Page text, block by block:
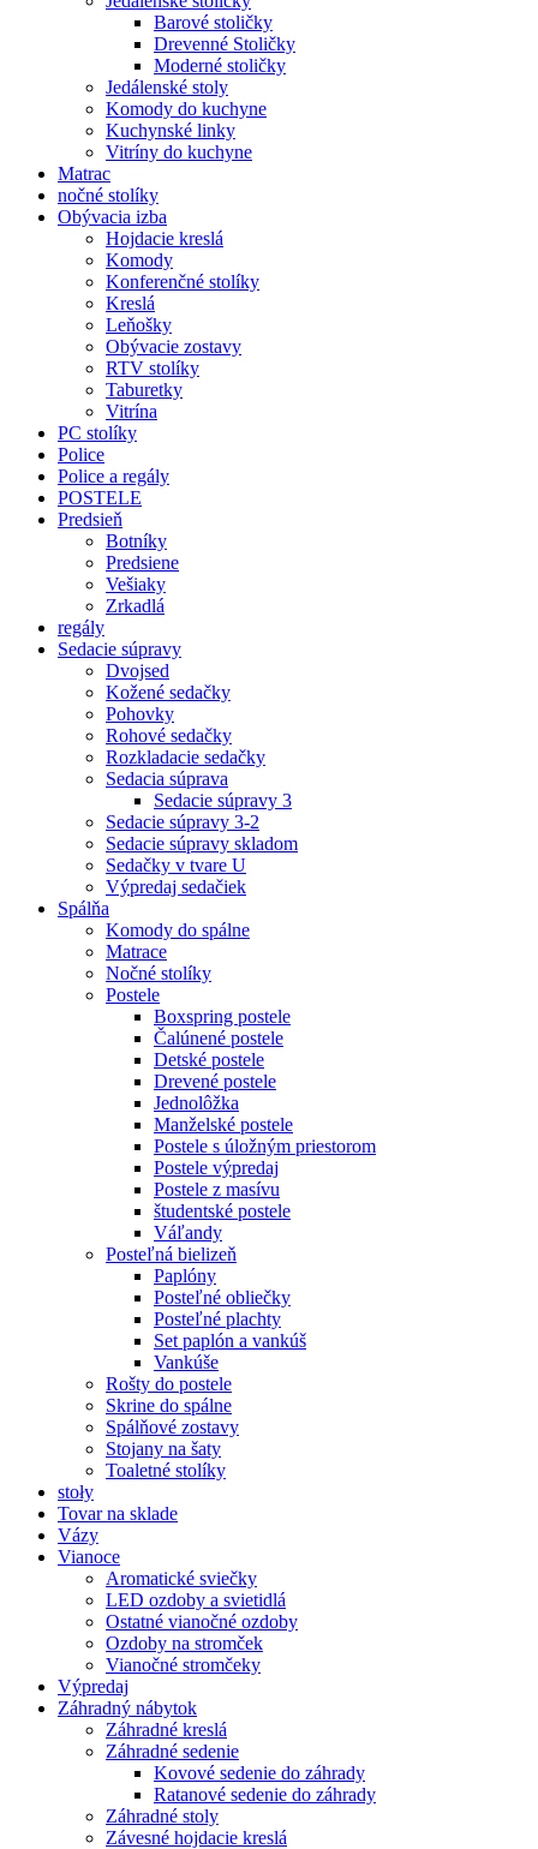
Barové stoličky
Drevenné Stoličky
Moderné stoličky
Jedálenské stoly
Komody do kuchyne
Kuchynské linky
Vitríny do kuchyne
Matrac
nočné stolíky
Obývacia izba
Hojdacie kreslá
Komody
Konferenčné stolíky
Kreslá
Leňošky
Obývacie zostavy
RTV stolíky
Taburetky
Vitrína
PC stolíky
Police
Police a regály
POSTELE
Predsieň
Botníky
Predsiene
Vešiaky
Zrkadlá
regály
Sedacie súpravy
Dvojsed
Kožené sedačky
Pohovky
Rohové sedačky
Rozkladacie sedačky
Sedacia súprava
Sedacie súpravy 3
Sedacie súpravy 3-2
Sedacie súpravy skladom
Sedačky v tvare U
Výpredaj sedačiek
Spálňa
Komody do spálne
Matrace
Nočné stolíky
Postele
Boxspring postele
Čalúnené postele
Detské postele
Drevené postele
Jednolôžka
Manželské postele
Postele s úložným priestorom
Postele výpredaj
Postele z masívu
študentské postele
Váľandy
Posteľná bielizeň
Paplóny
Posteľné obliečky
Posteľné plachty
Set paplón a vankúš
Vankúše
Rošty do postele
Skrine do spálne
Spálňové zostavy
Stojany na šaty
Toaletné stolíky
stoły
Tovar na sklade
Vázy
Vianoce
Aromatické sviečky
LED ozdoby a svietidlá
Ostatné vianočné ozdoby
Ozdoby na stromček
Vianočné stromčeky
Výpredaj
Záhradný nábytok
Záhradné kreslá
Záhradné sedenie
Kovové sedenie do záhrady
Ratanové sedenie do záhrady
Záhradné stoly
Závesné hojdacie kreslá